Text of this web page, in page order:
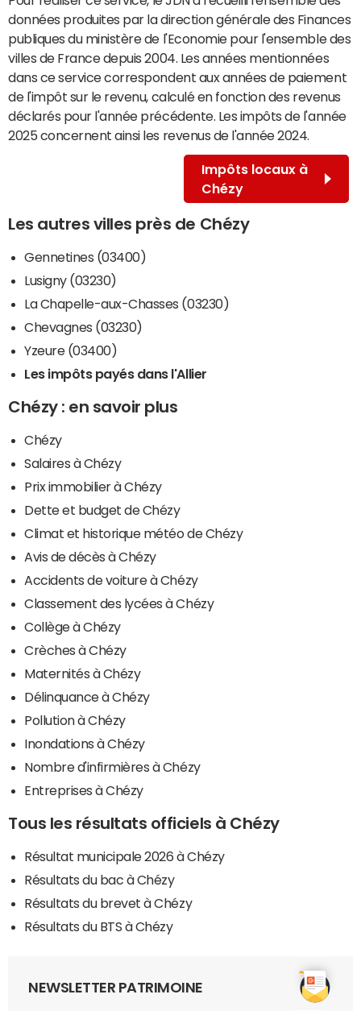
données produites par la direction générale des Finances
publiques du ministère de l'Economie pour l'ensemble des
villes de France depuis 2004. Les années mentionnées
dans ce service correspondent aux années de paiement
de l'impôt sur le revenu, calculé en fonction des revenus
déclarés pour l'année précédente. Les impôts de l'année
2025 concernent ainsi les revenus de l'année 2024.
Impôts locaux à
Chézy
Les autres villes près de Chézy
Gennetines (03400)
Lusigny (03230)
La Chapelle-aux-Chasses (03230)
Chevagnes (03230)
Yzeure (03400)
Les impôts payés dans l'Allier
Chézy : en savoir plus
Chézy
Salaires à Chézy
Prix immobilier à Chézy
Dette et budget de Chézy
Climat et historique météo de Chézy
Avis de décès à Chézy
Accidents de voiture à Chézy
Classement des lycées à Chézy
Collège à Chézy
Crèches à Chézy
Maternités à Chézy
Délinquance à Chézy
Pollution à Chézy
Inondations à Chézy
Nombre d'infirmières à Chézy
Entreprises à Chézy
Tous les résultats officiels à Chézy
Résultat municipale 2026 à Chézy
Résultats du bac à Chézy
Résultats du brevet à Chézy
Résultats du BTS à Chézy
NEWSLETTER PATRIMOINE